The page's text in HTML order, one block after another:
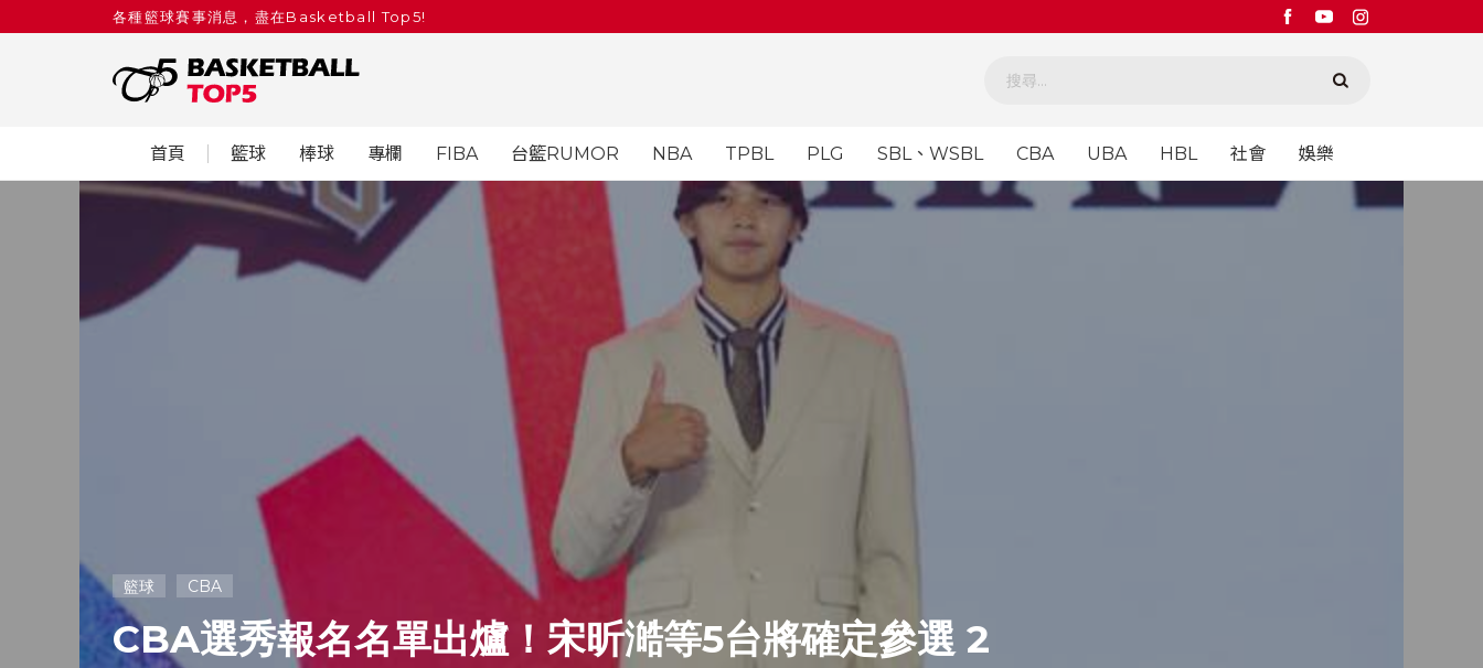
各種籃球賽事消息，盡在Basketball Top5!
首頁 籃球 棒球 專欄 FIBA 台籃RUMOR NBA TPBL PLG SBL、WSBL CBA UBA HBL 社會 娛樂
籃球 CBA
CBA選秀報名名單出爐！宋昕澔等5台將確定參選 2